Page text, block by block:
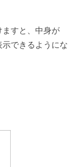
ますと、中身が
示できるようにな